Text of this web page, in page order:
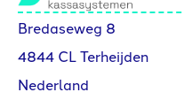
Bredaseweg 8
4844 CL Terheijden
Nederland